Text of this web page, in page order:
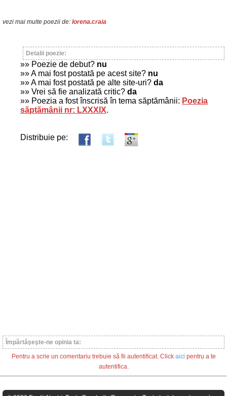
vezi mai multe poezii de: lorena.craia
Detalii poezie:
»» Poezie de debut? nu
»» A mai fost postată pe acest site? nu
»» A mai fost postată pe alte site-uri? da
»» Vrei să fie analizată critic? da
»» Poezia a fost înscrisă în tema săptămânii: Poezia
săptămânii nr: LXXXIX.
Distribuie pe:
Împărtăşeşte-ne opinia ta:
Pentru a scrie un comentariu trebuie să fii autentificat. Click aici pentru a te
autentifica.